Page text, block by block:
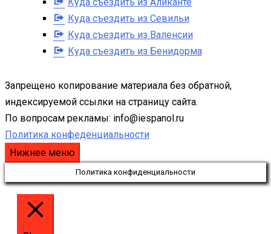
Куда съездить из Аликанте
Куда съездить из Севильи
Куда съездить из Валенсии
Куда съездить из Бенидорма
Запрещено копирование материала без обратной,
индексируемой ссылки на страницу сайта.
По вопросам рекламы: info@iespanol.ru
Политика конфеденциальности
Нижнее меню
Политика конфиденциальности